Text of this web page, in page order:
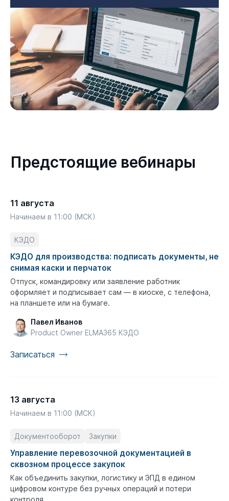
Предстоящие вебинары
11 августа
Начинаем в 11:00 (МСК)
КЭДО
КЭДО для производства: подписать документы, не
снимая каски и перчаток
Отпуск, командировку или заявление работник
оформляет и подписывает сам — в киоске, с телефона,
на планшете или на бумаге.
Павел Иванов
Product Owner ELMA365 КЭДО
Записаться
13 августа
Начинаем в 11:00 (МСК)
Документооборот Закупки
Управление перевозочной документацией в
сквозном процессе закупок
Как объединить закупки, логистику и ЭПД в едином
цифровом контуре без ручных операций и потери